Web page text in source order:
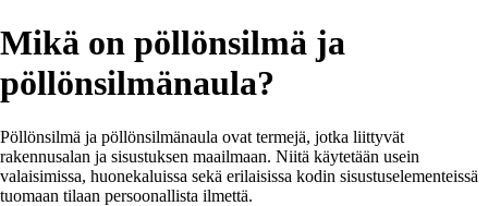
Mikä on pöllönsilmä ja
pöllönsilmänaula?
Pöllönsilmä ja pöllönsilmänaula ovat termejä, jotka liittyvät
rakennusalan ja sisustuksen maailmaan. Niitä käytetään usein
valaisimissa, huonekaluissa sekä erilaisissa kodin sisustuselementeissä
tuomaan tilaan persoonallista ilmettä.